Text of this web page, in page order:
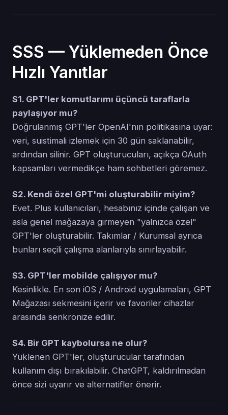
SSS — Yüklemeden Önce
Hızlı Yanıtlar
S1. GPT'ler komutlarımı üçüncü taraflarla
paylaşıyor mu?
Doğrulanmış GPT'ler OpenAI'nın politikasına uyar:
veri, suistimali izlemek için 30 gün saklanabilir,
ardından silinir. GPT oluşturucuları, açıkça OAuth
kapsamları vermedikçe ham sohbetleri göremez.
S2. Kendi özel GPT'mi oluşturabilir miyim?
Evet. Plus kullanıcıları, hesabınız içinde çalışan ve
asla genel mağazaya girmeyen "yalnızca özel"
GPT'ler oluşturabilir. Takımlar / Kurumsal ayrıca
bunları seçili çalışma alanlarıyla sınırlayabilir.
S3. GPT'ler mobilde çalışıyor mu?
Kesinlikle. En son iOS / Android uygulamaları, GPT
Mağazası sekmesini içerir ve favoriler cihazlar
arasında senkronize edilir.
S4. Bir GPT kaybolursa ne olur?
Yüklenen GPT'ler, oluşturucular tarafından
kullanım dışı bırakılabilir. ChatGPT, kaldırılmadan
önce sizi uyarır ve alternatifler önerir.